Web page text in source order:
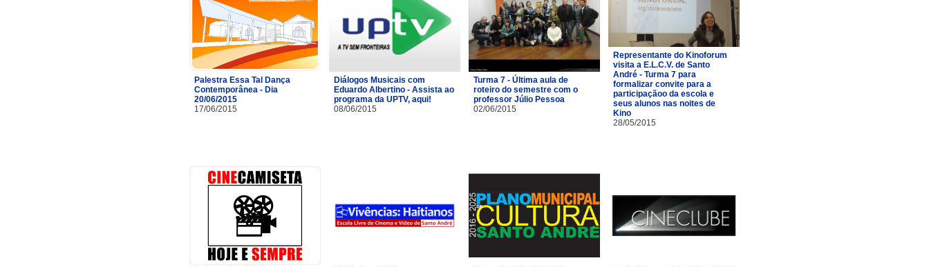
Palestra Essa Tal Dança
Contemporânea - Dia
20/06/2015
17/06/2015
Diálogos Musicais com
Eduardo Albertino - Assista ao
programa da UPTV, aqui!
08/06/2015
Turma 7 - Última aula de
roteiro do semestre com o
professor Júlio Pessoa
02/06/2015
Representante do Kinoforum
visita a E.L.C.V. de Santo
André - Turma 7 para
formalizar convite para a
participaçãoo da escola e
seus alunos nas noites de
Kino
28/05/2015